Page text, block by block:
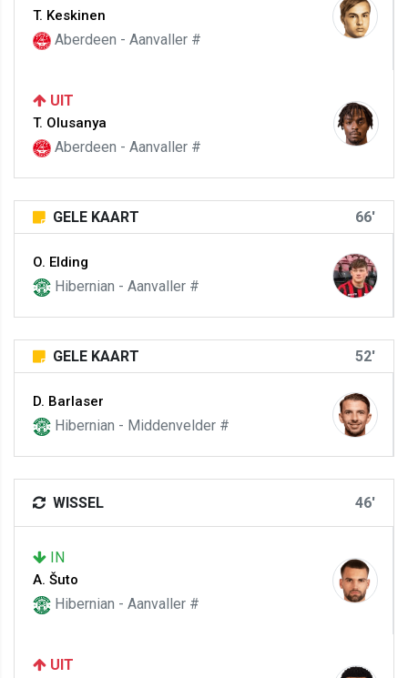
T. Keskinen
Aberdeen - Aanvaller #
UIT
T. Olusanya
Aberdeen - Aanvaller #
GELE KAART 66'
O. Elding
Hibernian - Aanvaller #
GELE KAART 52'
D. Barlaser
Hibernian - Middenvelder #
WISSEL 46'
IN
A. Šuto
Hibernian - Aanvaller #
UIT